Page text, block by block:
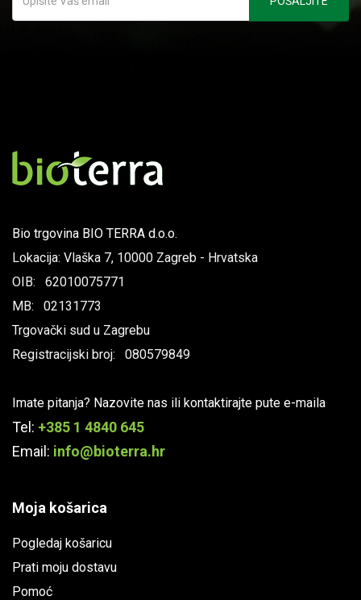
Bio trgovina BIO TERRA d.o.o.
Lokacija: Vlaška 7, 10000 Zagreb - Hrvatska
OIB: 62010075771
MB: 02131773
Trgovački sud u Zagrebu
Registracijski broj: 080579849
Imate pitanja? Nazovite nas ili kontaktirajte pute e-maila
Tel: +385 1 4840 645
Email: info@bioterra.hr
Moja košarica
Pogledaj košaricu
Prati moju dostavu
Pomoć